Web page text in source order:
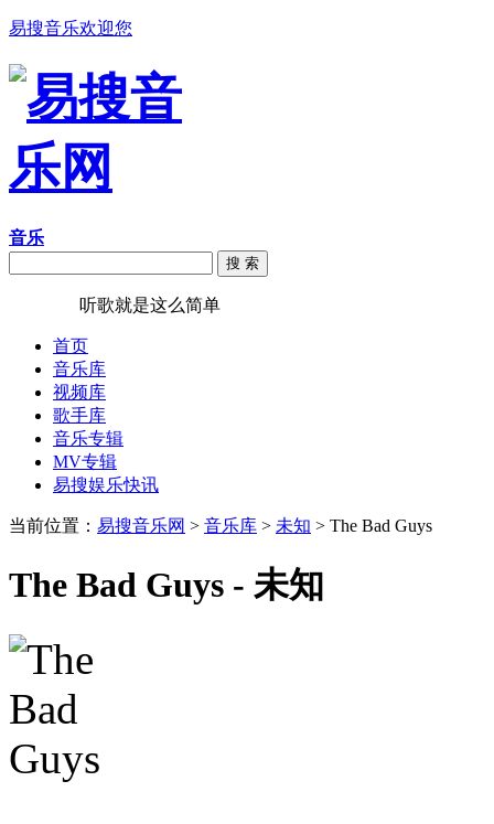
易搜音乐欢迎您
音乐
搜 索
听歌就是这么简单
首页
音乐库
视频库
歌手库
音乐专辑
MV专辑
易搜娱乐快讯
当前位置： 易搜音乐网 > 音乐库 > 未知 > The Bad Guys
The Bad Guys - 未知